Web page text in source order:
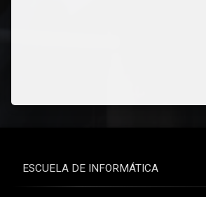
ESCUELA DE INFORMÁTICA